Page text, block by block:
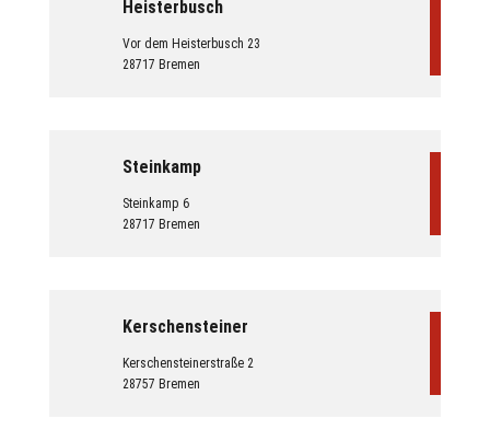
Heisterbusch
Vor dem Heisterbusch 23
28717 Bremen
Steinkamp
Steinkamp 6
28717 Bremen
Kerschensteiner
Kerschensteinerstraße 2
28757 Bremen